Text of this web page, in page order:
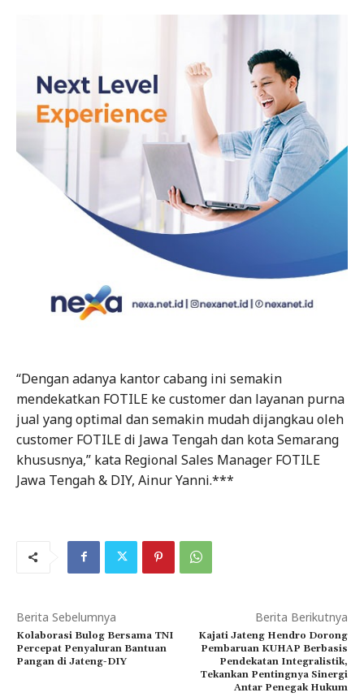
“Dengan adanya kantor cabang ini semakin
mendekatkan FOTILE ke customer dan layanan purna
jual yang optimal dan semakin mudah dijangkau oleh
customer FOTILE di Jawa Tengah dan kota Semarang
khususnya,” kata Regional Sales Manager FOTILE
Jawa Tengah & DIY, Ainur Yanni.***
Berita Sebelumnya
Kolaborasi Bulog Bersama TNI
Percepat Penyaluran Bantuan
Pangan di Jateng-DIY
Berita Berikutnya
Kajati Jateng Hendro Dorong
Pembaruan KUHAP Berbasis
Pendekatan Integralistik,
Tekankan Pentingnya Sinergi
Antar Penegak Hukum